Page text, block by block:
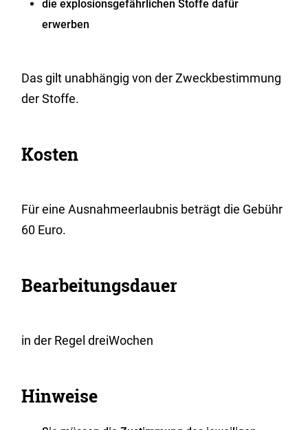
die explosionsgefährlichen Stoffe dafür
erwerben
Das gilt unabhängig von der Zweckbestimmung
der Stoffe.
Kosten
Für eine Ausnahmeerlaubnis beträgt die Gebühr
60 Euro.
Bearbeitungsdauer
in der Regel dreiWochen
Hinweise